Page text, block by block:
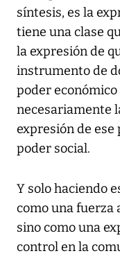
síntesis, es la
tiene una clase
la expresión de
instrumento de
poder
necesariamente
expresión de ese
poder social.
Y solo haciendo
como una fuerza
sino como una
control en la